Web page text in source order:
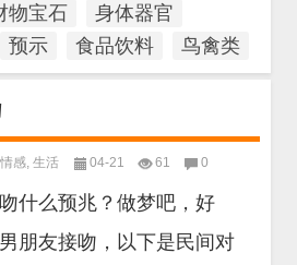
物宝石
身体器官
预示 食品饮料 鸟禽类
感, 生活 04-21 61 0
什么预兆？做梦吧，好
朋友接吻，以下是民间对